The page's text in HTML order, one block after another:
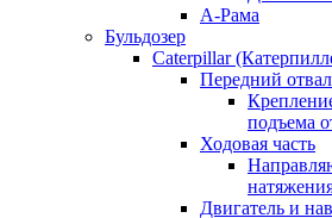
А-Рама
Бульдозер
Caterpillar
Передний отвал
подъема
Ходовая часть
Двигатель и